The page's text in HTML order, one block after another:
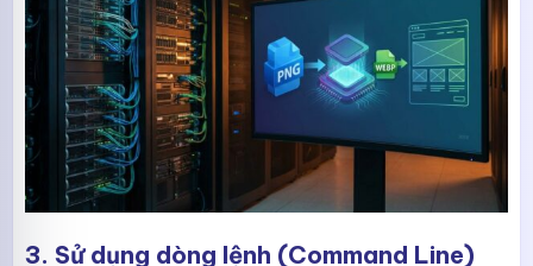
3. Sử dụng dòng lệnh (Command Line)